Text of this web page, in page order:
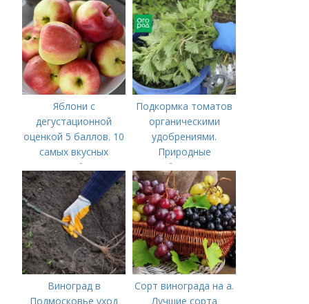
Яблони с
дегустационной
оценкой 5 баллов. 10
самых вкусных
сортов яблок на
дегустационном
марафоне
Подкормка томатов
органическими
удобрениями.
Природные
удобрения для
подкормки "по листу"
Виноград в
Подмосковье уход
Сорт винограда на а.
Лучшие сорта